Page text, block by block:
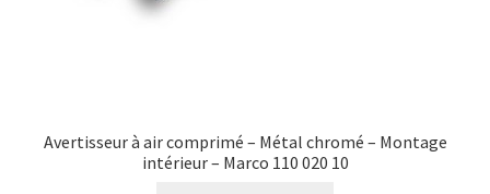
Avertisseur à air comprimé – Métal chromé – Montage
intérieur – Marco 110 020 10